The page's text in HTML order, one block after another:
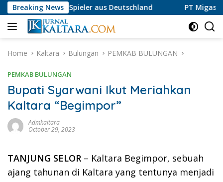
Skip
to
content
Breaking News
für Spieler aus Deutschland PT Migas Kaltara Jaya
Home Kaltara Bulungan PEMKAB BULUNGAN
PEMKAB BULUNGAN
Bupati Syarwani Ikut Meriahkan
Kaltara “Begimpor”
Admkaltara
October 29, 2023
TANJUNG SELOR – Kaltara Begimpor, sebuah
ajang tahunan di Kaltara yang tentunya menjadi